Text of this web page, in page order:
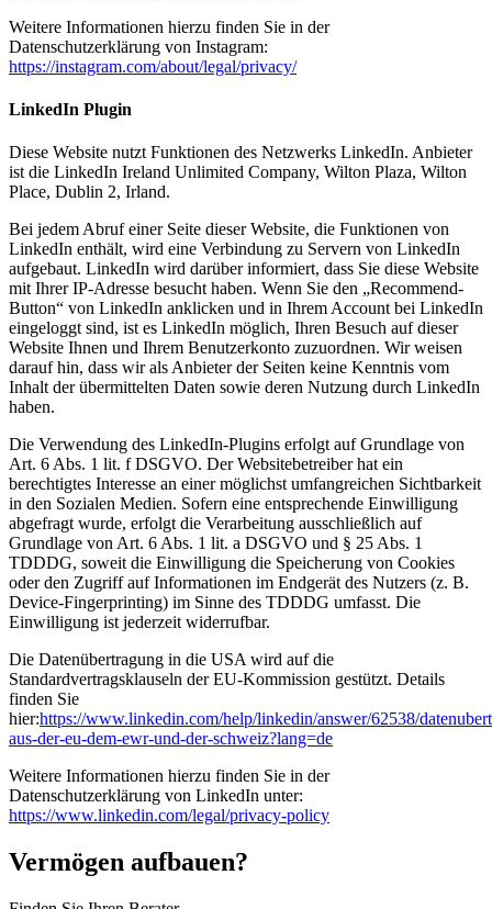
Weitere Informationen hierzu finden Sie in der
Datenschutzerklärung von Instagram:
https://instagram.com/about/legal/privacy/
LinkedIn Plugin
Diese Website nutzt Funktionen des Netzwerks LinkedIn. Anbieter
ist die LinkedIn Ireland Unlimited Company, Wilton Plaza, Wilton
Place, Dublin 2, Irland.
Bei jedem Abruf einer Seite dieser Website, die Funktionen von
LinkedIn enthält, wird eine Verbindung zu Servern von LinkedIn
aufgebaut. LinkedIn wird darüber informiert, dass Sie diese Website
mit Ihrer IP-Adresse besucht haben. Wenn Sie den „Recommend-
Button“ von LinkedIn anklicken und in Ihrem Account bei LinkedIn
eingeloggt sind, ist es LinkedIn möglich, Ihren Besuch auf dieser
Website Ihnen und Ihrem Benutzerkonto zuzuordnen. Wir weisen
darauf hin, dass wir als Anbieter der Seiten keine Kenntnis vom
Inhalt der übermittelten Daten sowie deren Nutzung durch LinkedIn
haben.
Die Verwendung des LinkedIn-Plugins erfolgt auf Grundlage von
Art. 6 Abs. 1 lit. f DSGVO. Der Websitebetreiber hat ein
berechtigtes Interesse an einer möglichst umfangreichen Sichtbarkeit
in den Sozialen Medien. Sofern eine entsprechende Einwilligung
abgefragt wurde, erfolgt die Verarbeitung ausschließlich auf
Grundlage von Art. 6 Abs. 1 lit. a DSGVO und § 25 Abs. 1
TDDDG, soweit die Einwilligung die Speicherung von Cookies
oder den Zugriff auf Informationen im Endgerät des Nutzers (z. B.
Device-Fingerprinting) im Sinne des TDDDG umfasst. Die
Einwilligung ist jederzeit widerrufbar.
Die Datenübertragung in die USA wird auf die
Standardvertragsklauseln der EU-Kommission gestützt. Details
finden Sie
hier:https://www.linkedin.com/help/linkedin/answer/62538/
aus-der-eu-dem-ewr-und-der-schweiz?lang=de
Weitere Informationen hierzu finden Sie in der
Datenschutzerklärung von LinkedIn unter:
https://www.linkedin.com/legal/privacy-policy
Vermögen aufbauen?